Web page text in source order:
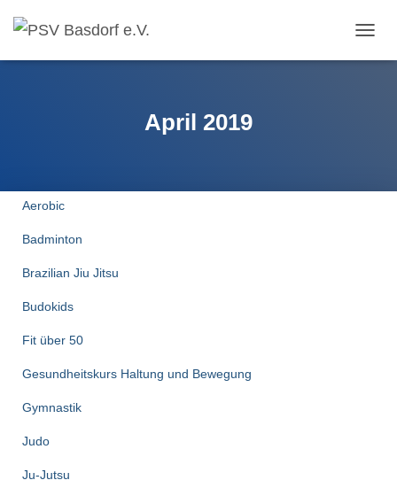
April 2019
Aerobic
Badminton
Brazilian Jiu Jitsu
Budokids
Fit über 50
Gesundheitskurs Haltung und Bewegung
Gymnastik
Judo
Ju-Jutsu